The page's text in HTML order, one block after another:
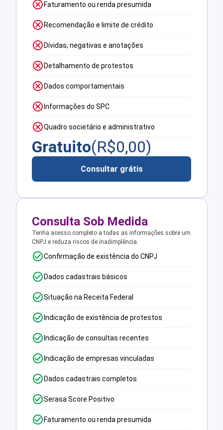
Faturamento ou renda presumida
Recomendação e limite de crédito
Dívidas, negativas e anotações
Detalhamento de protestos
Dados comportamentais
Informações do SPC
Quadro societário e administrativo
Gratuito(R$0,00)
Consultar grátis
Consulta Sob Medida
Tenha acesso completo a todas as informações sobre um
CNPJ e reduza riscos de inadimplência.
Confirmação de existência do CNPJ
Dados cadastrais básicos
Situação na Receita Federal
Indicação de existência de protestos
Indicação de consultas recentes
Indicação de empresas vinculadas
Dados cadastrais completos
Serasa Score Positivo
Faturamento ou renda presumida